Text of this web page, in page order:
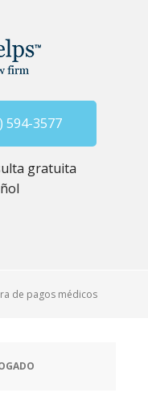
594-3577
gratuita
de pagos médicos